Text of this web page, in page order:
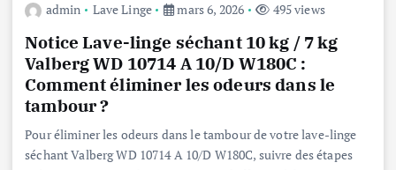
admin Lave Linge mars 6, 2026 495 views
Notice Lave-linge séchant 10 kg / 7 kg
Valberg WD 10714 A 10/D W180C :
Comment éliminer les odeurs dans le
tambour ?
Pour éliminer les odeurs dans le tambour de votre lave-linge
séchant Valberg WD 10714 A 10/D W180C, suivre des étapes